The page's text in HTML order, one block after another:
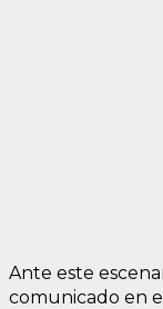
Ante este
comunicado en